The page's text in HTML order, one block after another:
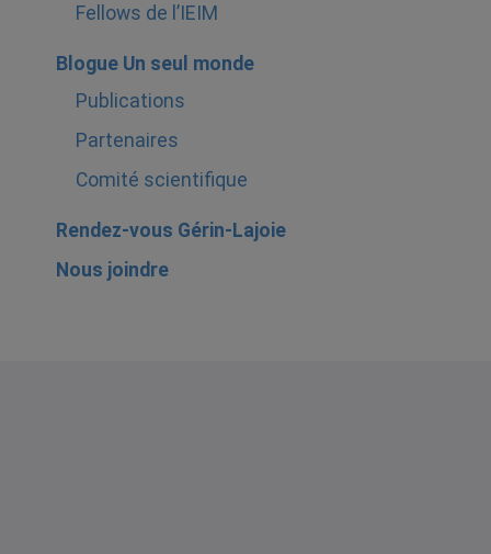
Fellows de l’IEIM
Blogue Un seul monde
Publications
Partenaires
Comité scientifique
Rendez-vous Gérin-Lajoie
Nous joindre